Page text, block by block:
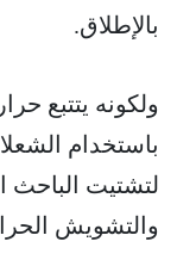
بالإطلاق.
باستخدام
لتشتيت الباحث
والتشويش